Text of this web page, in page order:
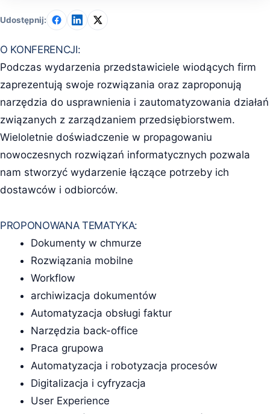
Udostępnij:
O KONFERENCJI:
Podczas wydarzenia przedstawiciele wiodących firm
zaprezentują swoje rozwiązania oraz zaproponują
narzędzia do usprawnienia i zautomatyzowania działań
związanych z zarządzaniem przedsiębiorstwem.
Wieloletnie doświadczenie w propagowaniu
nowoczesnych rozwiązań informatycznych pozwala
nam stworzyć wydarzenie łączące potrzeby ich
dostawców i odbiorców.
PROPONOWANA TEMATYKA:
Dokumenty w chmurze
Rozwiązania mobilne
Workflow
archiwizacja dokumentów
Automatyzacja obsługi faktur
Narzędzia back-office
Praca grupowa
Automatyzacja i robotyzacja procesów
Digitalizacja i cyfryzacja
User Experience